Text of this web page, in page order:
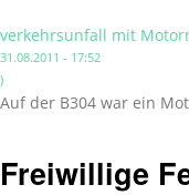
verkehrsunfall mit
31.08.2011 - 17:52
)
Auf der B304 war ein
Freiwillige